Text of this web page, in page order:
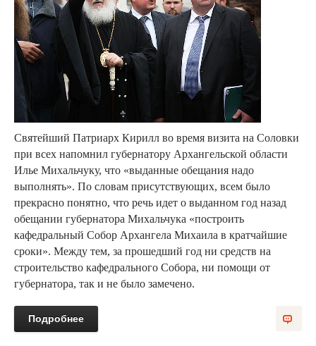
Святейший Патриарх Кирилл во время визита на Соловки
при всех напомнил губернатору Архангельской области
Илье Михальчуку, что «выданные обещания надо
выполнять». По словам присутствующих, всем было
прекрасно понятно, что речь идет о выданном год назад
обещании губернатора Михальчука «построить
кафедральный Собор Архангела Михаила в кратчайшие
сроки». Между тем, за прошедший год ни средств на
строительство кафедрального Собора, ни помощи от
губернатора, так и не было замечено.
Подробнее